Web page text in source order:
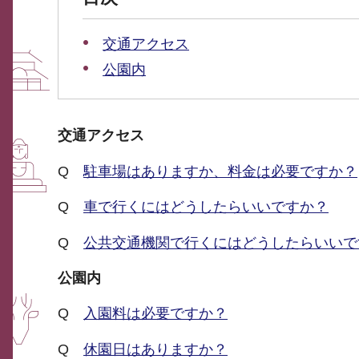
交通アクセス
公園内
交通アクセス
Q 駐車場はありますか、料金は必要ですか？
Q 車で行くにはどうしたらいいですか？
Q 公共交通機関で行くにはどうしたらいい
公園内
Q 入園料は必要ですか？
Q 休園日はありますか？